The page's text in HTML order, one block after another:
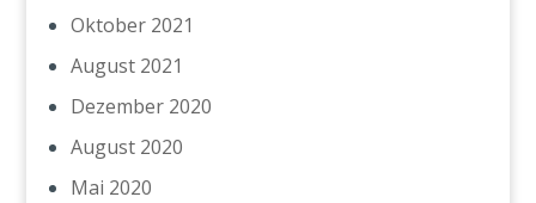
Oktober 2021
August 2021
Dezember 2020
August 2020
Mai 2020